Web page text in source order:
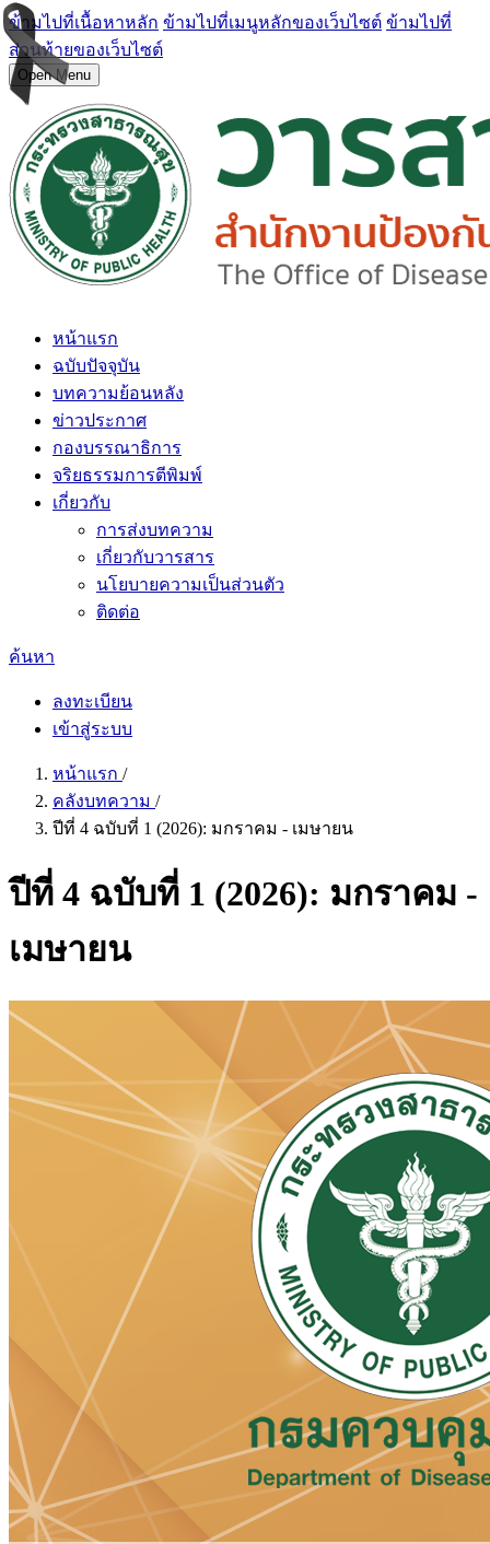
ข้ามไปที่เนื้อหาหลัก ข้ามไปที่เมนูหลักของเว็บไซต์ ข้ามไปที่
ส่วนท้ายของเว็บไซต์
Open Menu
หน้าแรก
ฉบับปัจจุบัน
บทความย้อนหลัง
ข่าวประกาศ
กองบรรณาธิการ
จริยธรรมการตีพิมพ์
เกี่ยวกับ
การส่งบทความ
เกี่ยวกับวารสาร
นโยบายความเป็นส่วนตัว
ติดต่อ
ค้นหา
ลงทะเบียน
เข้าสู่ระบบ
หน้าแรก /
คลังบทความ /
ปีที่ 4 ฉบับที่ 1 (2026): มกราคม - เมษายน
ปีที่ 4 ฉบับที่ 1 (2026): มกราคม -
เมษายน